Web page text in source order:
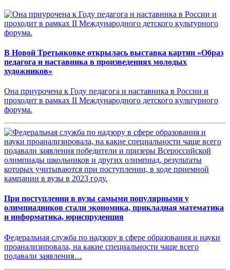
В Новой Третьяковке открылась выставка картин «Образ
педагога и наставника в произведениях молодых
художников»
Она приурочена к Году педагога и наставника в России и
проходит в рамках II Международного детского культурного
форума.
При поступлении в вузы самыми популярными у
олимпиадников стали экономика, прикладная математика
и информатика, юриспруденция
Федеральная служба по надзору в сфере образования и науки
проанализировала, на какие специальности чаще всего
подавали заявления…